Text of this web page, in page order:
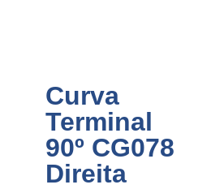
Curva
Terminal
90º CG078
Direita